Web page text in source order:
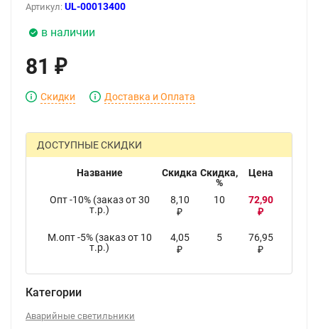
Артикул: UL-00013400
в наличии
81 ₽
Скидки Доставка и Оплата
ДОСТУПНЫЕ СКИДКИ
Название Скидка Скидка,
%
Цена
Опт -10% (заказ от 30
т.р.)
8,10
₽
10 72,90
₽
М.опт -5% (заказ от 10
т.р.)
4,05
₽
5 76,95
₽
Категории
Аварийные светильники